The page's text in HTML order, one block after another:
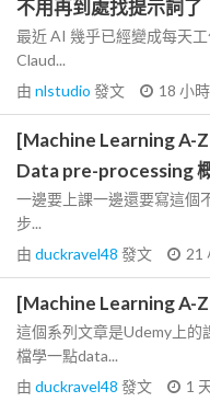
不用再到處找提示詞了
最近 AI 幾乎已經變成每天
Claud...
由 nlstudio 發文 18 小
[Machine Learning A-
Data pre-processing
一邊要上課一邊還要寫這個
步...
由 duckravel48 發文 21
[Machine Learning A-
這個系列文章是Udemy上的
檔學一點data...
由 duckravel48 發文 1